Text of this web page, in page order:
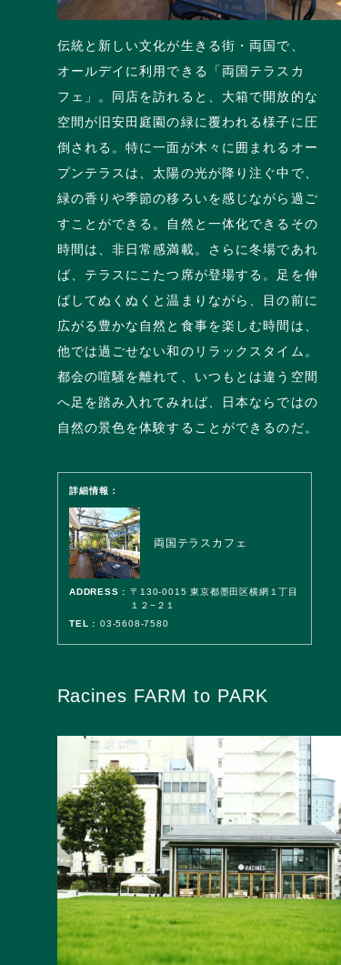
伝統と新しい文化が生きる街・両国で、
オールデイに利用できる「両国テラスカ
フェ」。同店を訪れると、大箱で開放的な
空間が旧安田庭園の緑に覆われる様子に圧
倒される。特に一面が木々に囲まれるオー
プンテラスは、太陽の光が降り注ぐ中で、
緑の香りや季節の移ろいを感じながら過ご
すことができる。自然と一体化できるその
時間は、非日常感満載。さらに冬場であれ
ば、テラスにこたつ席が登場する。足を伸
ばしてぬくぬくと温まりながら、目の前に
広がる豊かな自然と食事を楽しむ時間は、
他では過ごせない和のリラックスタイム。
都会の喧騒を離れて、いつもとは違う空間
へ足を踏み入れてみれば、日本ならではの
自然の景色を体験することができるのだ。
詳細情報：
両国テラスカフェ
ADDRESS : 〒130-0015 東京都墨田区横網１丁目
１２−２１
TEL : 03-5608-7580
Racines FARM to PARK